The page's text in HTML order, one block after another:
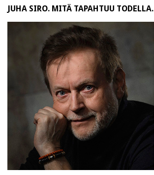
JUHA SIRO. MITÄ TAPAHTUU TODELLA.